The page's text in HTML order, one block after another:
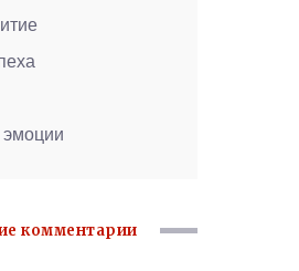
комментарии